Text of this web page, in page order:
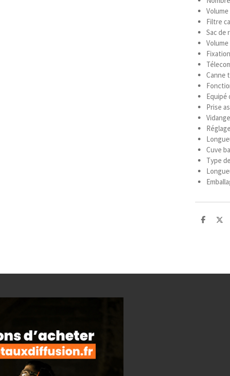
Filtre
Sac de
Volume
Canne
Equipé
Prise
Cuve
Type
P
r
P
r